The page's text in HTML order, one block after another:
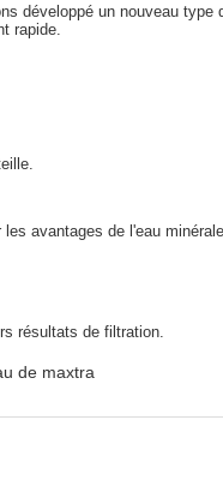
développé un nouveau type
rapide.
avantages de l'eau minérale.
résultats de filtration.
de maxtra